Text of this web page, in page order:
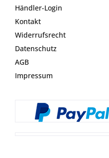
Händler-Login
Kontakt
Widerrufsrecht
Datenschutz
AGB
Impressum